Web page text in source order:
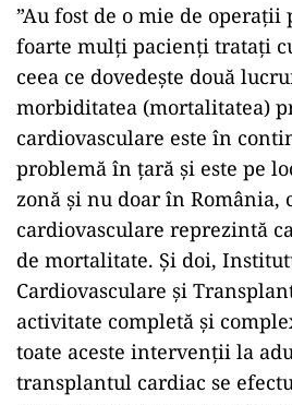
”Au fost de o mie de operaţii
foarte mulţi pacienţi trataţi
ceea ce dovedeşte două
morbiditatea (mortalitatea)
cardiovasculare este în
problemă în ţară şi este pe
zonă şi nu doar în România,
cardiovasculare reprezintă
de mortalitate. Şi doi,
Cardiovasculare şi
activitate completă şi
toate aceste intervenţii la
transplantul cardiac se